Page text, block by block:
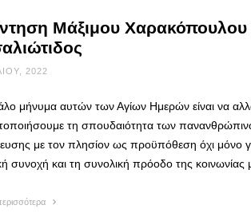
Μάξιμου Χαρακόπουλου
2022
μήνυμα αυτών των Αγίων Ημερών είναι να
τη σπουδαιότητα των
με τον πλησίον ως προϋπόθεση όχι μόνο
συνοχή και τη συνολική πρόοδο της κοινωνίας